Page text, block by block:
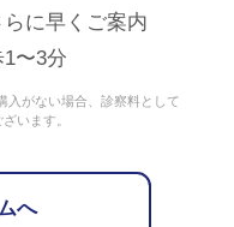
に早くご案内
〜3分
がない場合、診察料として
います。
へ